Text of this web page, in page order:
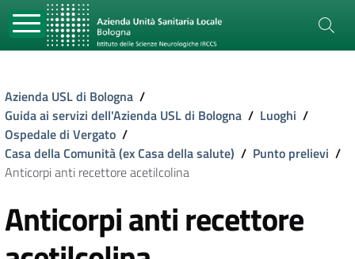
Azienda USL di Bologna /
Guida ai servizi dell'Azienda USL di Bologna / Luoghi /
Ospedale di Vergato /
Casa della Comunità (ex Casa della salute) / Punto prelievi /
Anticorpi anti recettore acetilcolina
Anticorpi anti recettore